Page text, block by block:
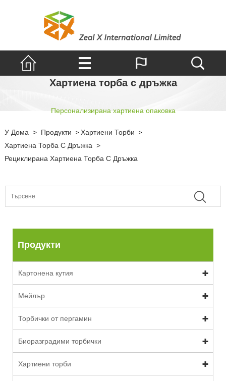
Хартиена торба с дръжка
Персонализирана хартиена опаковка
У Дома > Продукти > Хартиени Торби >
Хартиена Торба С Дръжка >
Рециклирана Хартиена Торба С Дръжка
Продукти
Картонена кутия
Мейлър
Торбички от пергамин
Биоразградими торбички
Хартиени торби